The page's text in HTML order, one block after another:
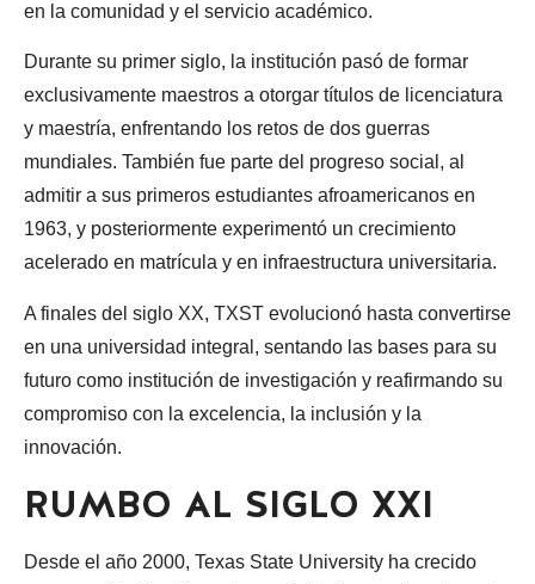
en la comunidad y el servicio académico.
Durante su primer siglo, la institución pasó de formar
exclusivamente maestros a otorgar títulos de licenciatura
y maestría, enfrentando los retos de dos guerras
mundiales. También fue parte del progreso social, al
admitir a sus primeros estudiantes afroamericanos en
1963, y posteriormente experimentó un crecimiento
acelerado en matrícula y en infraestructura universitaria.
A finales del siglo XX, TXST evolucionó hasta convertirse
en una universidad integral, sentando las bases para su
futuro como institución de investigación y reafirmando su
compromiso con la excelencia, la inclusión y la
innovación.
RUMBO AL SIGLO XXI
Desde el año 2000, Texas State University ha crecido